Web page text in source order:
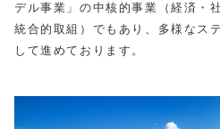
デル事業」の中核的事業（経済・
統合的取組）でもあり、多様なス
して進めております。